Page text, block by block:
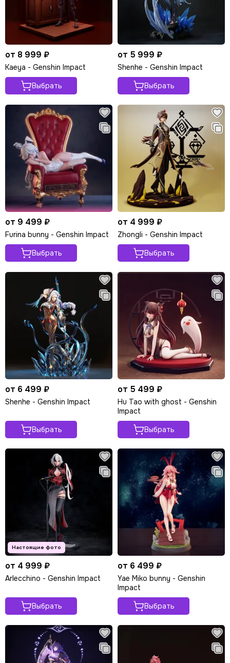
от 8 999 ₽
Kaeya - Genshin Impact
Выбрать
от 5 999 ₽
Shenhe - Genshin Impact
Выбрать
от 9 499 ₽
Furina bunny - Genshin Impact
Выбрать
от 4 999 ₽
Zhongli - Genshin Impact
Выбрать
от 6 499 ₽
Shenhe - Genshin Impact
Выбрать
от 5 499 ₽
Hu Tao with ghost - Genshin
Impact
Выбрать
от 4 999 ₽
Arlecchino - Genshin Impact
Выбрать
от 6 499 ₽
Yae Miko bunny - Genshin
Impact
Выбрать